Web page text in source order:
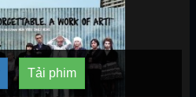
Tải phim